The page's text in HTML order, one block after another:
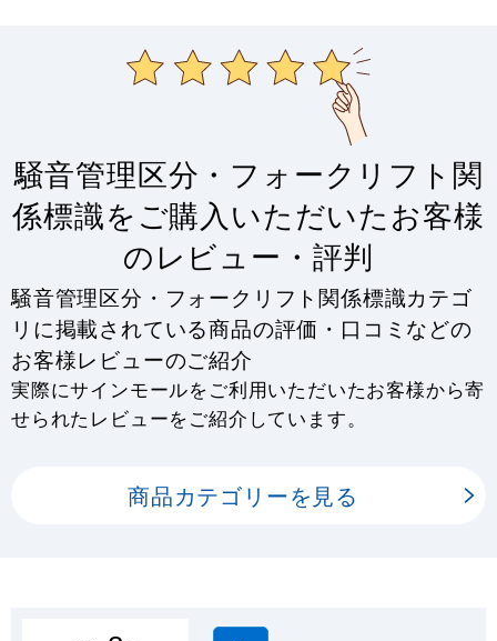
騒音管理区分・フォークリフト関
係標識をご購入いただいたお客様
のレビュー・評判
騒音管理区分・フォークリフト関係標識カテゴ
リに掲載されている商品の評価・口コミなどの
お客様レビューのご紹介
実際にサインモールをご利用いただいたお客様から寄
せられたレビューをご紹介しています。
商品カテゴリーを見る